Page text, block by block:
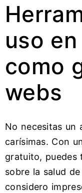
uso
como
webs
No necesitas un
carísimas. Con
gratuito, puedes
sobre la salud
considero